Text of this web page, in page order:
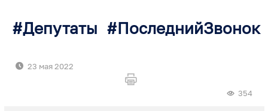
Депутаты ПоследнийЗвонок
23 мая 2022
354